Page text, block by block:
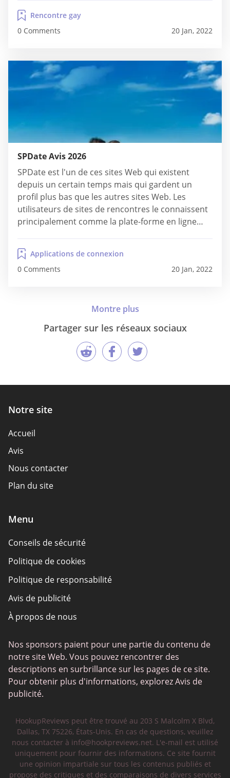
du flirt, du sexe occasionnel ou de l'amitié. Le
service en ligne a été lancé en 2016, et il est...
Rencontre gay
0 Comments
20 Jan, 2022
SPDate Avis 2026
SPDate est l'un de ces sites Web qui existent
depuis un certain temps mais qui gardent un
profil plus bas que les autres sites Web. Les
utilisateurs de sites de rencontres le connaissent
principalement comme la plate-forme en ligne
occasionnels, des relations sans engagement, etc.
L'idée du site Web est assez simple, tout comme...
Applications de connexion
0 Comments
20 Jan, 2022
Partager sur les réseaux sociaux
Notre site
Accueil
Avis
Nous contacter
Plan du site
Menu
Conseils de sécurité
Politique de cookies
Politique de responsabilité
Avis de publicité
À propos de nous
Nos sponsors paient pour une partie du contenu de
notre site Web. Vous pouvez rencontrer des
descriptions en surbrillance sur les pages de ce site.
Pour obtenir plus d'informations, explorez Avis de
publicité.
HookupReviews peut être trouvé au 203 S Malcolm X Blvd,
Dallas, TX 75226, États-Unis. En cas de questions, veuillez
nous contacter à info@hookpreviews.net. L'e-mail est utilisé
uniquement pour fournir des informations. Ce site fournit
une opinion impartiale sur tous les contenus publiés et
propose des critiques et des comparaisons de divers services